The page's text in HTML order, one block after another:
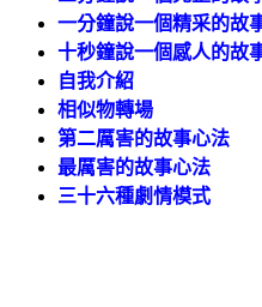
一分鐘說一個精采的故
十秒鐘說一個感人的故
自我介紹
相似物轉場
第二厲害的故事心法
最厲害的故事心法
三十六種劇情模式